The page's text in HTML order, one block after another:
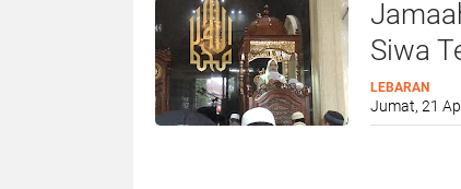
Siwa
LEBARAN
Jumat, 21